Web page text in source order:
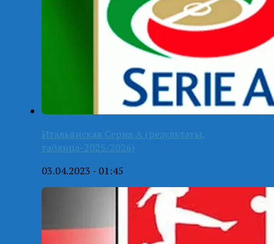
Итальянская Серия А (результаты,
таблица-2025/2026)
03.04.2023 - 01:45